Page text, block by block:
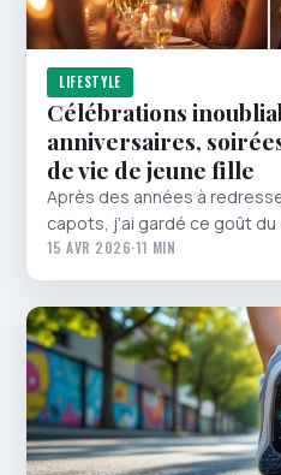
LIFESTYLE
Célébrations
anniversaires,
de vie de jeune fille
Après des années à
capots, j’ai gardé ce goût
15 AVR 2026·11 MIN